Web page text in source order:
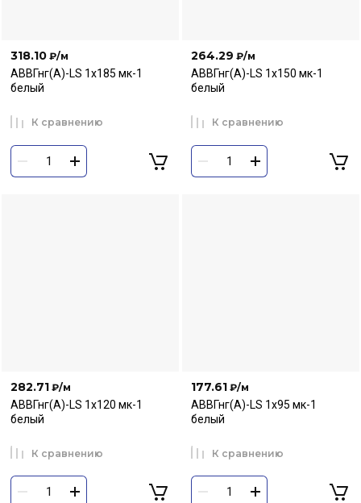
318.10 ₽/м
АВВГнг(А)-LS 1х185 мк-1
белый
К сравнению
264.29 ₽/м
АВВГнг(А)-LS 1х150 мк-1
белый
К сравнению
282.71 ₽/м
АВВГнг(А)-LS 1х120 мк-1
белый
К сравнению
177.61 ₽/м
АВВГнг(А)-LS 1х95 мк-1
белый
К сравнению